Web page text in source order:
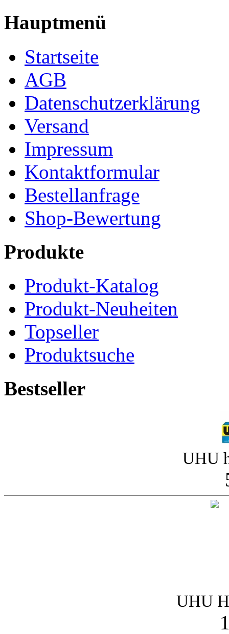
Hauptmenü
Startseite
AGB
Datenschutzerklärung
Versand
Impressum
Kontaktformular
Bestellanfrage
Shop-Bewertung
Produkte
Produkt-Katalog
Produkt-Neuheiten
Topseller
Produktsuche
Bestseller
UHU
UHU